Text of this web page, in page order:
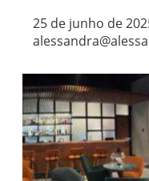
25 de junho de